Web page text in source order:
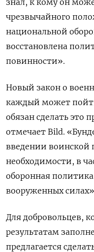
чрезвычайного
национальной
восстановлена
повинности».
Новый закон о
каждый может
обязан сделать это
отмечает Bild.
введении воинской
необходимости, в
оборонная
вооруженных
Для добровольцев,
результатам
предлагается